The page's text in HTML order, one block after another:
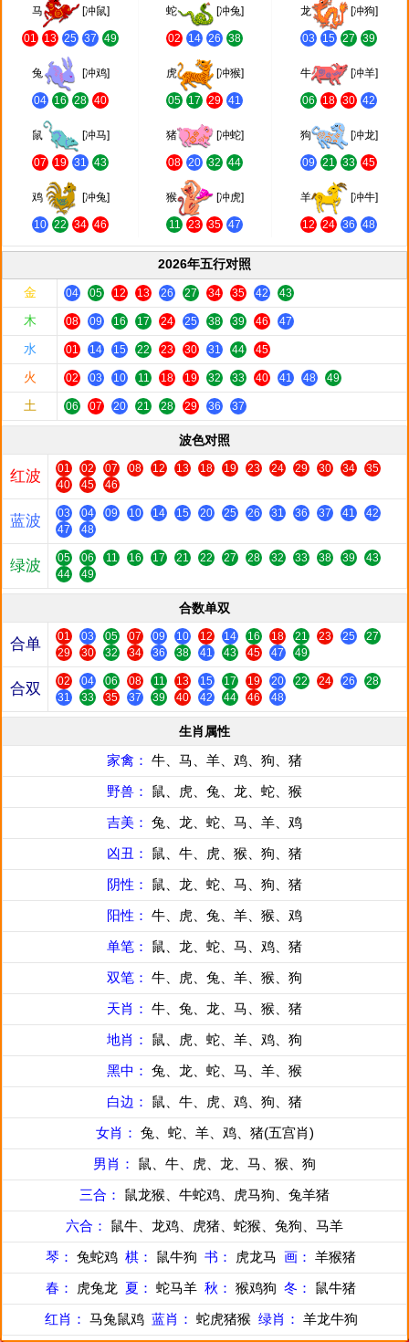
马 [冲鼠]
01 13 25 37 49
蛇 [冲兔]
02 14 26 38
龙 [冲狗]
03 15 27 39
兔 [冲鸡]
04 16 28 40
虎 [冲猴]
05 17 29 41
牛 [冲羊]
06 18 30 42
鼠 [冲马]
07 19 31 43
猪 [冲蛇]
08 20 32 44
狗 [冲龙]
09 21 33 45
鸡 [冲兔]
10 22 34 46
猴 [冲虎]
11 23 35 47
羊 [冲牛]
12 24 36 48
2026年五行对照
金
04 05 12 13 26 27 34 35 42 43
木 08 09 16 17 24 25 38 39 46 47
水 01 14 15 22 23 30 31 44 45
火 02 03 10 11 18 19 32 33 40 41 48 49
土 06 07 20 21 28 29 36 37
波色对照
红波 01 02 07 08 12 13 18 19 23 24 29 30 34
35
40
45 46
蓝波 03 04 09 10 14 15 20 25 26 31 36 37 41
42
47
48
绿波 05 06 11 16 17 21 22 27 28 32 33 38 39
43
44
49
合数单双
合单 01 03 05 07 09 10 12 14 16 18 21 23 25
27
29
30 32 34 36 38 41 43 45 47 49
合双 02 04 06 08 11 13 15 17 19 20 22 24 26
28
31
33 35 37 39 40 42 44 46 48
生肖属性
家禽： 牛、马、羊、鸡、狗、猪
野兽： 鼠、虎、兔、龙、蛇、猴
吉美： 兔、龙、蛇、马、羊、鸡
凶丑： 鼠、牛、虎、猴、狗、猪
阴性： 鼠、龙、蛇、马、狗、猪
阳性： 牛、虎、兔、羊、猴、鸡
单笔： 鼠、龙、蛇、马、鸡、猪
双笔： 牛、虎、兔、羊、猴、狗
天肖： 牛、兔、龙、马、猴、猪
地肖： 鼠、虎、蛇、羊、鸡、狗
黑中： 兔、龙、蛇、马、羊、猴
白边： 鼠、牛、虎、鸡、狗、猪
女肖： 兔、蛇、羊、鸡、猪(五宫肖)
男肖： 鼠、牛、虎、龙、马、猴、狗
三合： 鼠龙猴、牛蛇鸡、虎马狗、兔羊猪
六合： 鼠牛、龙鸡、虎猪、蛇猴、兔狗、马羊
琴： 兔蛇鸡 棋： 鼠牛狗 书： 虎龙马 画： 羊猴猪
春：
虎兔龙 夏： 蛇马羊 秋： 猴鸡狗 冬： 鼠牛猪
红肖： 马兔鼠鸡 蓝肖： 蛇虎猪猴 绿肖： 羊龙牛狗